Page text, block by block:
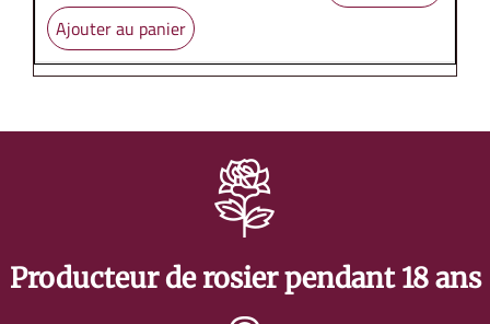
Ajouter au panier
Producteur de rosier pendant 18 ans